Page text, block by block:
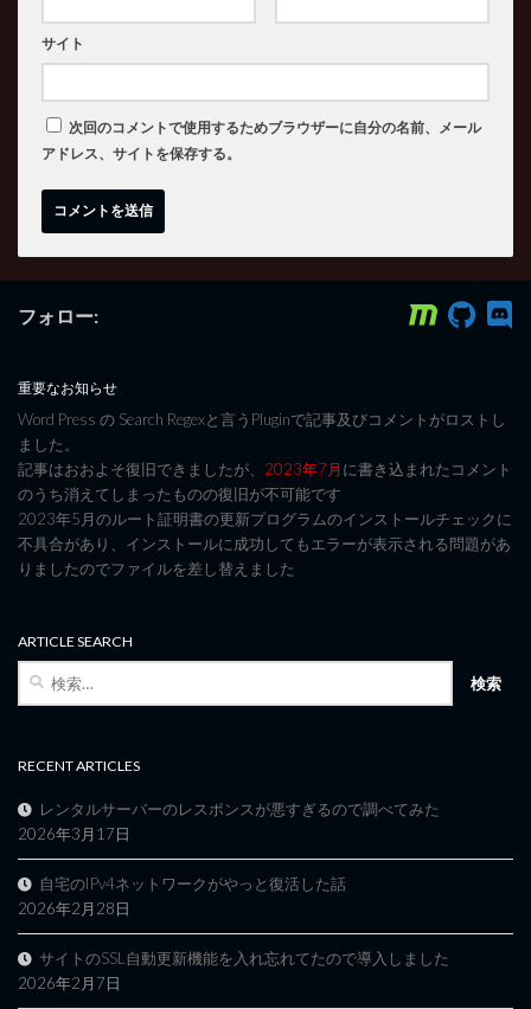
サイト
次回のコメントで使用するためブラウザーに自分の名前、メール
アドレス、サイトを保存する。
フォロー:
重要なお知らせ
Word Press の Search Regexと言うPluginで記事及びコメントがロストし
ました。
記事はおおよそ復旧できましたが、 2023年7月に書き込まれたコメント
のうち消えてしまったものの復旧が不可能です
2023年5月のルート証明書の更新プログラムのインストールチェックに
不具合があり、インストールに成功してもエラーが表示される問題があ
りましたのでファイルを差し替えました
ARTICLE SEARCH
RECENT ARTICLES
レンタルサーバーのレスポンスが悪すぎるので調べてみた
2026年3月17日
自宅のIPv4ネットワークがやっと復活した話
2026年2月28日
サイトのSSL自動更新機能を入れ忘れてたので導入しました
2026年2月7日